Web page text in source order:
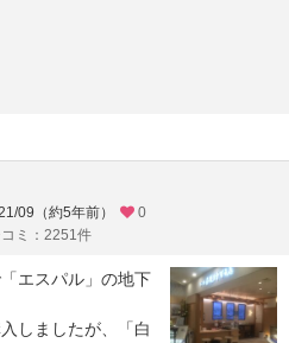
09（約5年前）
0
ミ：2251件
エスパル」の地下
しましたが、「白